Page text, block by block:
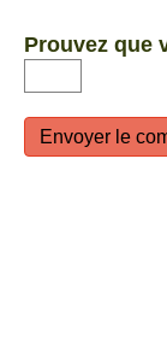
Prouvez que